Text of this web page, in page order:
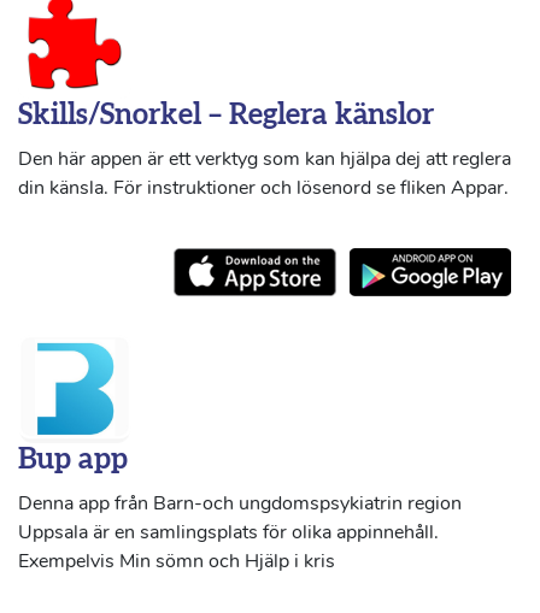
Skills/Snorkel – Reglera känslor
Den här appen är ett verktyg som kan hjälpa dej att reglera
din känsla. För instruktioner och lösenord se fliken Appar.
Bup app
Denna app från Barn-och ungdomspsykiatrin region
Uppsala är en samlingsplats för olika appinnehåll.
Exempelvis Min sömn och Hjälp i kris